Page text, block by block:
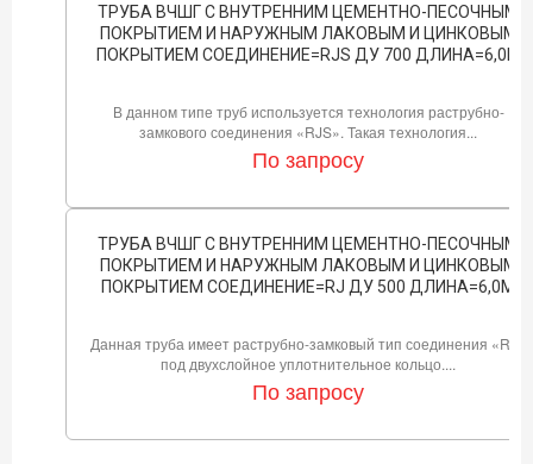
ТРУБА ВЧШГ С ВНУТРЕННИМ ЦЕМЕНТНО-ПЕСОЧНЫМ
ПОКРЫТИЕМ И НАРУЖНЫМ ЛАКОВЫМ И ЦИНКОВЫМ
ПОКРЫТИЕМ СОЕДИНЕНИЕ=RJS ДУ 700 ДЛИНА=6,0М
В данном типе труб используется технология раструбно-
замкового соединения «RJS». Такая технология...
По запросу
ТРУБА ВЧШГ С ВНУТРЕННИМ ЦЕМЕНТНО-ПЕСОЧНЫМ
ПОКРЫТИЕМ И НАРУЖНЫМ ЛАКОВЫМ И ЦИНКОВЫМ
ПОКРЫТИЕМ СОЕДИНЕНИЕ=RJ ДУ 500 ДЛИНА=6,0М
Данная труба имеет раструбно-замковый тип соединения «RJ»
под двухслойное уплотнительное кольцо....
По запросу